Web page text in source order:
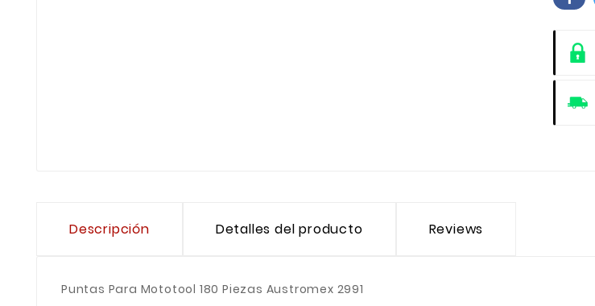
Descripción Detalles del producto Reviews
Puntas Para Mototool 180 Piezas Austromex 2991